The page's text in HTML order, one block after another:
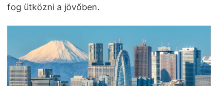
fog ütközni a jövőben.